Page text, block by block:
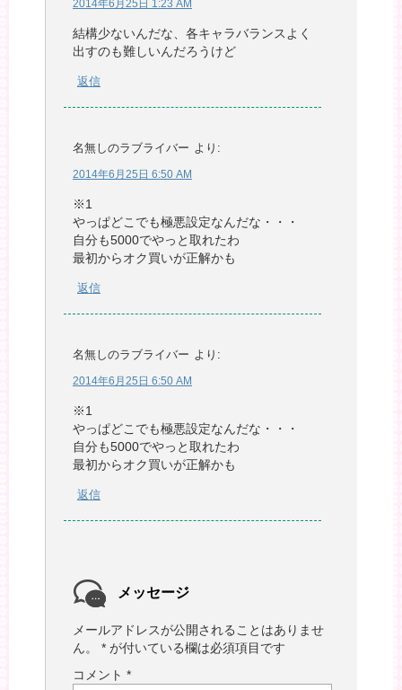
2014年6月25日 1:23 AM
結構少ないんだな、各キャラバランスよく
出すのも難しいんだろうけど
返信
名無しのラブライバー より:
2014年6月25日 6:50 AM
※1
やっぱどこでも極悪設定なんだな・・・
自分も5000でやっと取れたわ
最初からオク買いが正解かも
返信
名無しのラブライバー より:
2014年6月25日 6:50 AM
※1
やっぱどこでも極悪設定なんだな・・・
自分も5000でやっと取れたわ
最初からオク買いが正解かも
返信
メッセージ
メールアドレスが公開されることはありませ
ん。
* が付いている欄は必須項目です
コメント *